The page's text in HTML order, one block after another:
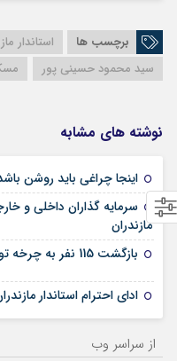
برچسب ها استاندار
سید محمود حسینی پور
نوشته های مشابه
اینجا چراغی باید روشن
سرمایه گذاران داخلی و
مازندران
بازگشت 115 نفر به چرخه تولید با احیای واحدهای خرد در مازندران
ادای احترام استاندار
از سراسر وب